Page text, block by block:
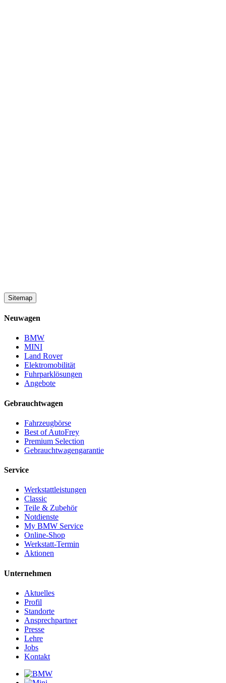
Sitemap
Neuwagen
BMW
MINI
Land Rover
Elektromobilität
Fuhrparklösungen
Angebote
Gebrauchtwagen
Fahrzeugbörse
Best of AutoFrey
Premium Selection
Gebrauchtwagengarantie
Service
Werkstattleistungen
Classic
Teile & Zubehör
Notdienste
My BMW Service
Online-Shop
Werkstatt-Termin
Aktionen
Unternehmen
Aktuelles
Profil
Standorte
Ansprechpartner
Presse
Lehre
Jobs
Kontakt